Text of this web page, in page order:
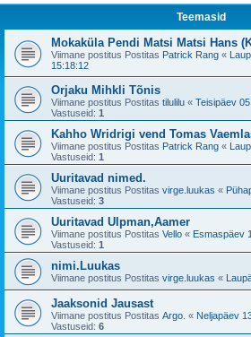
Teemasid
Mokaküla Pendi Matsi Matsi Hans
Viimane postitus Postitas Patrick Rang «
15:18:12
Orjaku Mihkli Tõnis
Viimane postitus Postitas tilulilu « Teisipäev
Vastuseid: 1
Kahho Wridrigi vend Tomas
Viimane postitus Postitas Patrick Rang «
Vastuseid: 1
Uuritavad nimed.
Viimane postitus Postitas virge.luukas «
Vastuseid: 3
Uuritavad Ulpman,Aamer
Viimane postitus Postitas Vello « Esmaspäev
Vastuseid: 1
nimi.Luukas
Viimane postitus Postitas virge.luukas «
Jaaksonid Jausast
Viimane postitus Postitas Argo. « Neljapäev
Vastuseid: 6